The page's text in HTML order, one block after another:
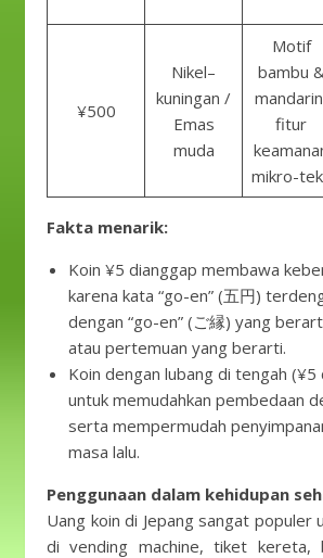
¥500
Nikel–
kuningan /
Emas
muda
Motif
bambu
fitur
mikro-
Fakta menarik:
Koin ¥5 dianggap membawa
karena kata “go-en” (五円)
dengan “go-en” (ご縁) yang
atau pertemuan yang berarti.
Koin dengan lubang di tengah
untuk memudahkan pembedaan
serta mempermudah
masa lalu.
Penggunaan dalam kehidupan
Uang koin di Jepang sangat populer
di vending machine, tiket kereta,